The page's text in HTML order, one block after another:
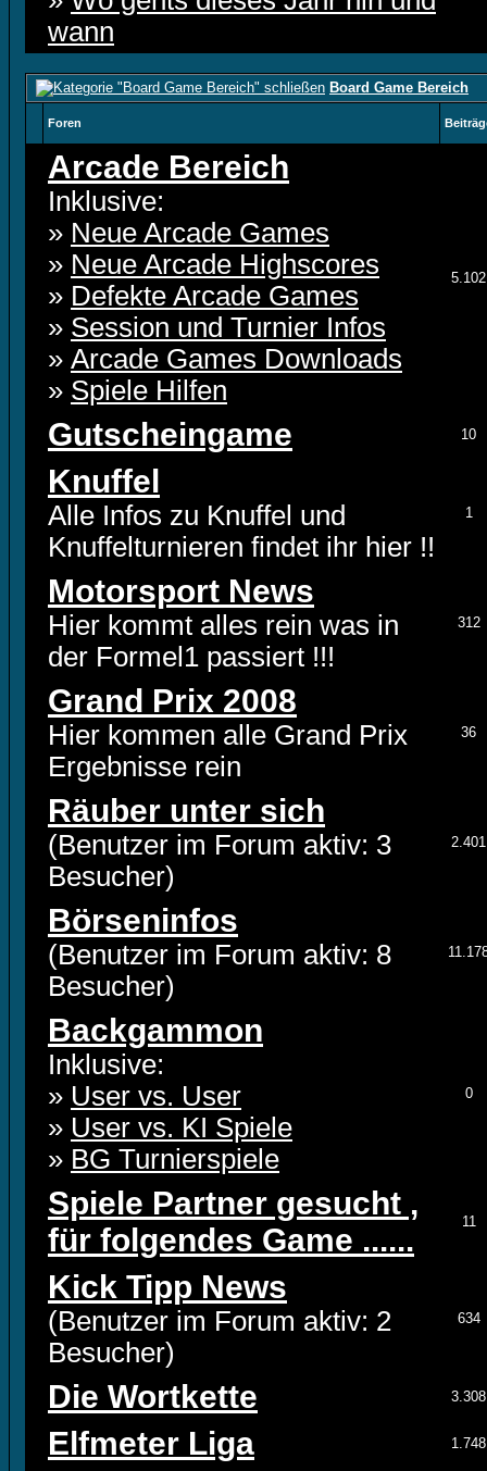
wann
Board Game Bereich
Foren
Arcade Bereich
Inklusive:
» Neue Arcade Games
» Neue Arcade Highscores
» Defekte Arcade Games
» Session und Turnier Infos
» Arcade Games Downloads
» Spiele Hilfen
5.102
Gutscheingame 10
Knuffel
Alle Infos zu Knuffel und
Knuffelturnieren findet ihr hier !!
1
Motorsport News
Hier kommt alles rein was in
der Formel1 passiert !!!
312
Grand Prix 2008
Hier kommen alle Grand Prix
Ergebnisse rein
36
Räuber unter sich
(Benutzer im Forum aktiv: 3
Besucher)
2.401
Börseninfos
(Benutzer im Forum aktiv: 8
Besucher)
Backgammon
Inklusive:
» User vs. User
» User vs. KI Spiele
» BG Turnierspiele
0
Spiele Partner gesucht ,
für folgendes Game ......
11
Kick Tipp News
(Benutzer im Forum aktiv: 2
Besucher)
634
Die Wortkette 3.308
Elfmeter Liga 1.748